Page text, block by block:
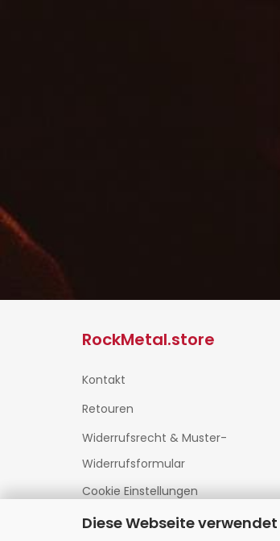
Diese Webseite
RockMetal.store
Kontakt
Retouren
Widerrufsrecht & Muster-
Widerrufsformular
Cookie Einstellungen